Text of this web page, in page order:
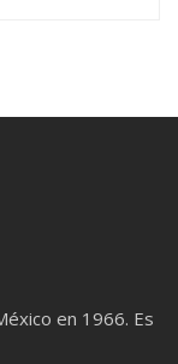
en 1966. Es